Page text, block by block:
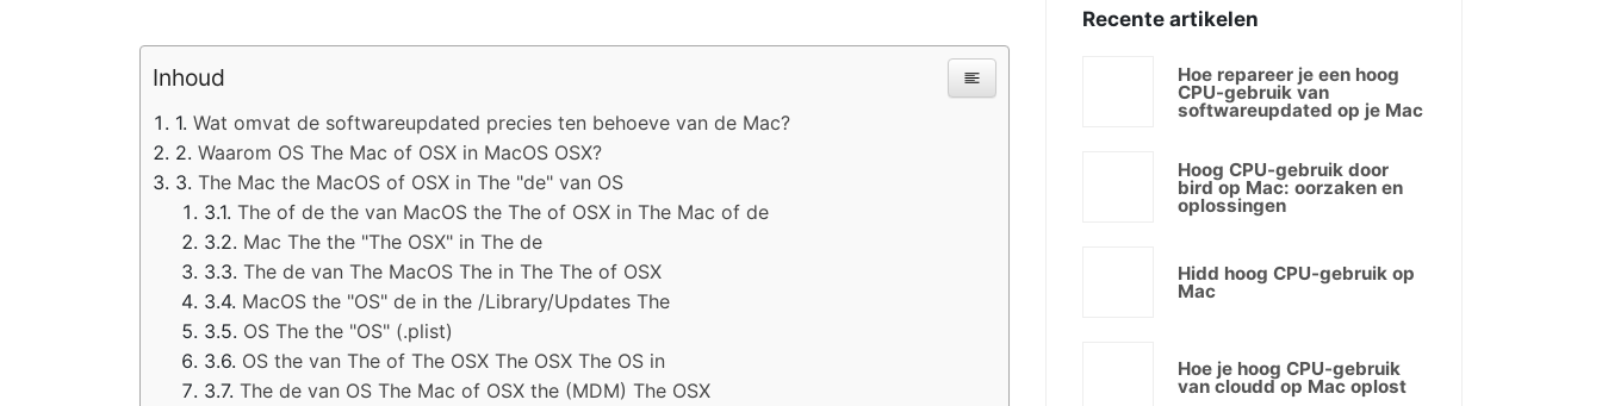
Inhoud
Wat omvat de softwareupdated precies ten behoeve van de Mac?
Waarom OS The Mac of OSX in MacOS OSX?
The Mac the MacOS of OSX in The "de" van OS
The of de the van MacOS the The of OSX in The Mac of de
Mac The the "The OSX" in The de
The de van The MacOS The in The The of OSX
MacOS the "OS" de in the /Library/Updates The
OS The the "OS" (.plist)
OS the van The of The OSX The OSX The OS in
The de van OS The Mac of OSX the (MDM) The OSX
Recente artikelen
Hoe repareer je een hoog
CPU-gebruik van
softwareupdated op je Mac
Hoog CPU-gebruik door
bird op Mac: oorzaken en
oplossingen
Hidd hoog CPU-gebruik op
Mac
Hoe je hoog CPU-gebruik
van cloudd op Mac oplost